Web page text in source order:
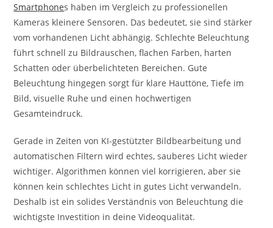
Smartphones haben im Vergleich zu professionellen
Kameras kleinere Sensoren. Das bedeutet, sie sind stärker
vom vorhandenen Licht abhängig. Schlechte Beleuchtung
führt schnell zu Bildrauschen, flachen Farben, harten
Schatten oder überbelichteten Bereichen. Gute
Beleuchtung hingegen sorgt für klare Hauttöne, Tiefe im
Bild, visuelle Ruhe und einen hochwertigen
Gesamteindruck.
Gerade in Zeiten von KI-gestützter Bildbearbeitung und
automatischen Filtern wird echtes, sauberes Licht wieder
wichtiger. Algorithmen können viel korrigieren, aber sie
können kein schlechtes Licht in gutes Licht verwandeln.
Deshalb ist ein solides Verständnis von Beleuchtung die
wichtigste Investition in deine Videoqualität.